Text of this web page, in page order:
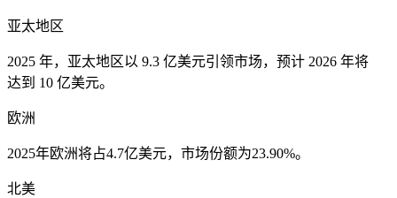
亚太地区
2025 年，亚太地区以 9.3 亿美元引领市场，预计 2026 年将
达到 10 亿美元。
欧洲
2025年欧洲将占4.7亿美元，市场份额为23.90%。
北美